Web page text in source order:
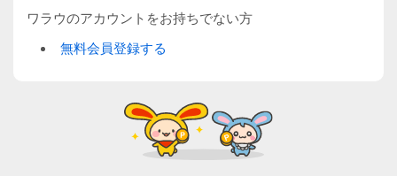
ワラウのアカウントをお持ちでない方
無料会員登録する